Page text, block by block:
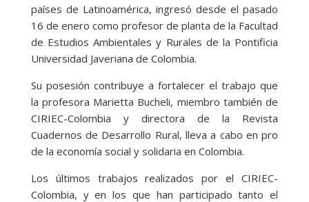
países de Latinoamérica, ingresó desde el pasado
16 de enero como profesor de planta de la Facultad
de Estudios Ambientales y Rurales de la Pontificia
Universidad Javeriana de Colombia.
Su posesión contribuye a fortalecer el trabajo que
la profesora Marietta Bucheli, miembro también de
CIRIEC-Colombia y directora de la Revista
Cuadernos de Desarrollo Rural, lleva a cabo en pro
de la economía social y solidaria en Colombia.
Los últimos trabajos realizados por el CIRIEC-
Colombia, y en los que han participado tanto el